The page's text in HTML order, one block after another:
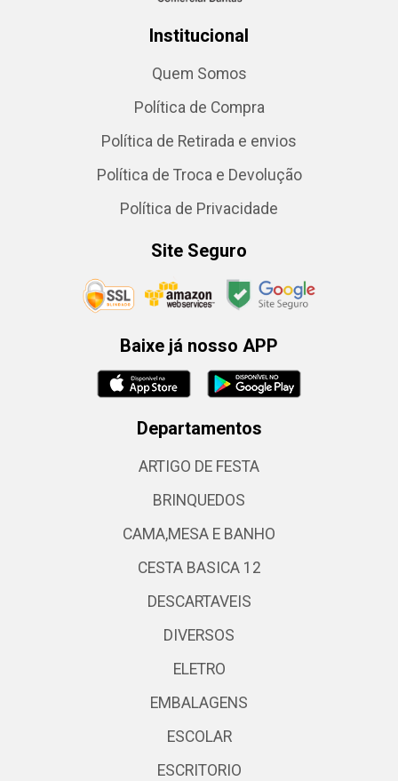
Institucional
Quem Somos
Política de Compra
Política de Retirada e envios
Política de Troca e Devolução
Política de Privacidade
Site Seguro
Baixe já nosso APP
Departamentos
ARTIGO DE FESTA
BRINQUEDOS
CAMA,MESA E BANHO
CESTA BASICA 12
DESCARTAVEIS
DIVERSOS
ELETRO
EMBALAGENS
ESCOLAR
ESCRITORIO